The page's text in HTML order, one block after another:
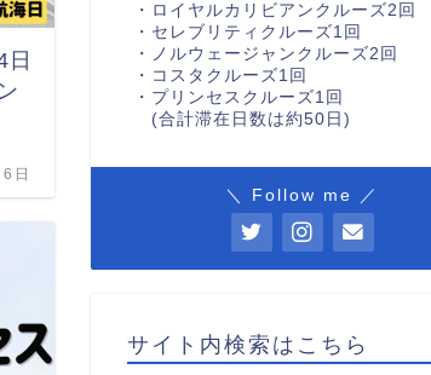
日
日
・ロイヤルカリビアンクルーズ2回
・セレブリティクルーズ1回
・ノルウェージャンクルーズ2回
・コスタクルーズ1回
・プリンセスクルーズ1回
(合計滞在日数は約50日)
＼ Follow me ／
サイト内検索はこちら